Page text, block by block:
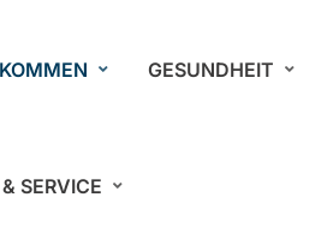
GESUNDHEIT
SERVICE